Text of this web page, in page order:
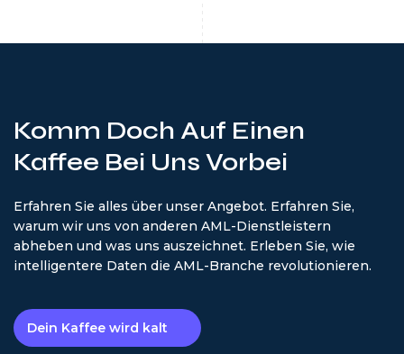
Komm Doch Auf Einen
Kaffee Bei Uns Vorbei
Erfahren Sie alles über unser Angebot. Erfahren Sie,
warum wir uns von anderen AML-Dienstleistern
abheben und was uns auszeichnet. Erleben Sie, wie
intelligentere Daten die AML-Branche revolutionieren.
Dein Kaffee wird kalt